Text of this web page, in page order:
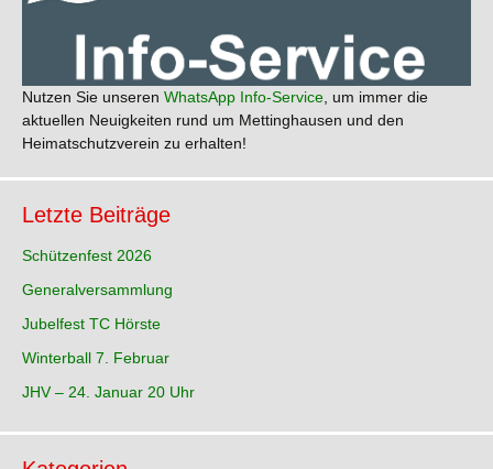
Nutzen Sie unseren WhatsApp Info-Service, um immer die
aktuellen Neuigkeiten rund um Mettinghausen und den
Heimatschutzverein zu erhalten!
Letzte Beiträge
Schützenfest 2026
Generalversammlung
Jubelfest TC Hörste
Winterball 7. Februar
JHV – 24. Januar 20 Uhr